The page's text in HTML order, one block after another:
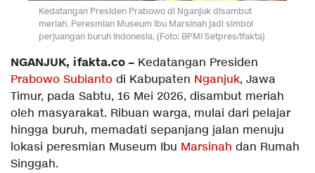
Kedatangan Presiden Prabowo di Nganjuk disambut
meriah. Peresmian Museum Ibu Marsinah jadi simbol
perjuangan buruh Indonesia. (Foto: BPMI Setpres/ifakta)
NGANJUK, ifakta.co – Kedatangan Presiden
Prabowo Subianto di Kabupaten Nganjuk, Jawa
Timur, pada Sabtu, 16 Mei 2026, disambut meriah
oleh masyarakat. Ribuan warga, mulai dari pelajar
hingga buruh, memadati sepanjang jalan menuju
lokasi peresmian Museum Ibu Marsinah dan Rumah
Singgah.